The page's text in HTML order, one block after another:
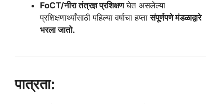
FoCT/नीरा तंत्रज्ञ प्रशिक्षणघेत असलेल्या
प्रशिक्षणार्थ्यांसाठी पहिल्या वर्षाचा हप्तासंपूर्णपणे मंडळाद्वारे
भरला जातो.
पात्रता: